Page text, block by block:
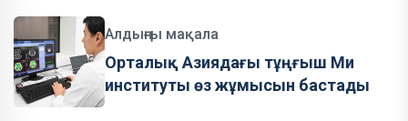
Алдыңғы мақала
Орталық Азиядағы тұңғыш Ми
институты өз жұмысын бастады